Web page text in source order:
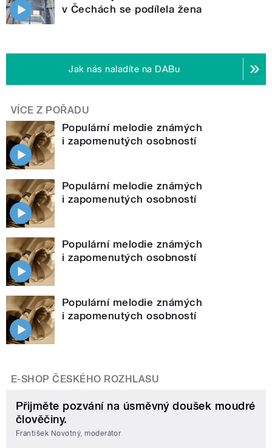
v Čechách se podílela žena
Jak nás naladíte na DABu
VÍCE Z POŘADU
Populární melodie známých
i zapomenutých osobností
Populární melodie známých
i zapomenutých osobností
Populární melodie známých
i zapomenutých osobností
Populární melodie známých
i zapomenutých osobností
E-SHOP ČESKÉHO ROZHLASU
Přijměte pozvání na úsměvný doušek moudré
člověčiny.
František Novotný, moderátor